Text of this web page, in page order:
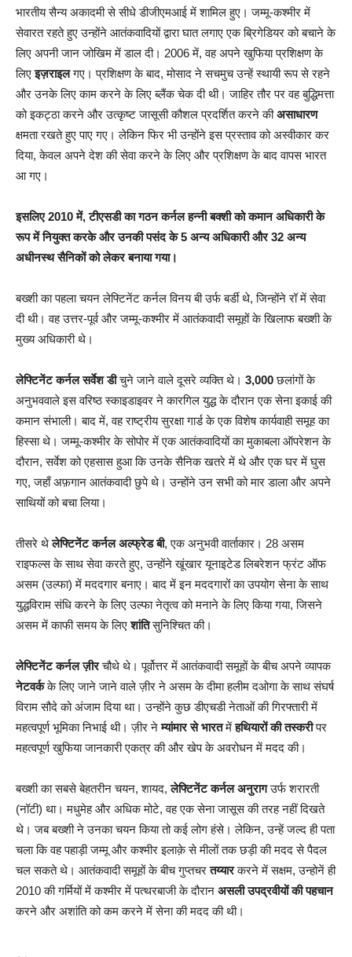
भारतीय सैन्य अकादमी से सीधे डीजीएमआई में शामिल हुए। जम्मू-कश्मीर में
सेवारत रहते हुए उन्होंने आतंकवादियों द्वारा घात लगाए एक ब्रिगेडियर को बचाने के
लिए अपनी जान जोखिम में डाल दी। 2006 में, वह अपने खुफिया प्रशिक्षण के
लिएइज़राइलगए। प्रशिक्षण के बाद, मोसाद ने सचमुच उन्हें स्थायी रूप से रहने
और उनके लिए काम करने के लिए ब्लैंक चेक दी थी। जाहिर तौर पर वह बुद्धिमत्ता
को इकट्ठा करने और उत्कृष्ट जासूसी कौशल प्रदर्शित करने कीअसाधारण
क्षमता रखते हुए पाए गए। लेकिन फिर भी उन्होंने इस प्रस्ताव को अस्वीकार कर
दिया, केवल अपने देश की सेवा करने के लिए और प्रशिक्षण के बाद वापस भारत
आ गए।
इसलिए 2010 में, टीएसडी का गठन कर्नल हन्नी बक्शी को कमान अधिकारी के
रूप में नियुक्त करके और उनकी पसंद के 5 अन्य अधिकारी और 32 अन्य
अधीनस्थ सैनिकों को लेकर बनाया गया।
बख्शी का पहला चयन लेफ्टिनेंट कर्नल विनय बी उर्फ ​​बर्डी थे, जिन्होंने रॉ में सेवा
दी थी। वह उत्तर-पूर्व और जम्मू-कश्मीर में आतंकवादी समूहों के खिलाफ बख्शी के
मुख्य अधिकारी थे।
लेफ्टिनेंट कर्नल सर्वेश डीचुने जाने वाले दूसरे व्यक्ति थे। 3,000छलांगों के
अनुभववाले इस वरिष्ठ स्काइडाइवर ने कारगिल युद्ध के दौरान एक सेना इकाई की
कमान संभाली। बाद में, वह राष्ट्रीय सुरक्षा गार्ड के एक विशेष कार्यवाही समूह का
हिस्सा थे। जम्मू-कश्मीर के सोपोर में एक आतंकवादियों का मुकाबला ऑपरेशन के
दौरान, सर्वेश को एहसास हुआ कि उनके सैनिक खतरे में थे और एक घर में घुस
गए, जहाँ अफ़गान आतंकवादी छुपे थे। उन्होंने उन सभी को मार डाला और अपने
साथियों को बचा लिया।
तीसरे थेलेफ्टिनेंट कर्नल अल्फ्रेड बी, एक अनुभवी वार्ताकार। 28 असम
राइफल्स के साथ सेवा करते हुए, उन्होंने खूंखार यूनाइटेड लिबरेशन फ्रंट ऑफ
असम (उल्फा) में मददगार बनाए। बाद में इन मददगारों का उपयोग सेना के साथ
युद्धविराम संधि करने के लिए उल्फा नेतृत्व को मनाने के लिए किया गया, जिसने
असम में काफी समय के लिएशांतिसुनिश्चित की।
लेफ्टिनेंट कर्नल ज़ीरचौथे थे। पूर्वोत्तर में आतंकवादी समूहों के बीच अपने व्यापक
नेटवर्कके लिए जाने जाने वाले ज़ीर ने असम के दीमा हलीम दओगा के साथ संघर्ष
विराम सौदे को अंजाम दिया था। उन्होंने कुछ डीएचडी नेताओं की गिरफ्तारी में
महत्वपूर्ण भूमिका निभाई थी। ज़ीर नेम्यांमार से भारतमेंहथियारों की तस्करीपर
महत्वपूर्ण खुफिया जानकारी एकत्र की और खेप के अवरोधन में मदद की।
बख्शी का सबसे बेहतरीन चयन, शायद,लेफ्टिनेंट कर्नल अनुरागउर्फ ​​शरारती
(नॉटी) था। मधुमेह और अधिक मोटे, वह एक सेना जासूस की तरह नहीं दिखते
थे। जब बख्शी ने उनका चयन किया तो कई लोग हंसे। लेकिन, उन्हें जल्द ही पता
चला कि वह पहाड़ी जम्मू और कश्मीर इलाक़े से मीलों तक छड़ी की मदद से पैदल
चल सकते थे। आतंकवादी समूहों के बीच गुप्तचरतय्यारकरने में सक्षम, उन्होनें ही
2010 की गर्मियों में कश्मीर में पत्थरबाजी के दौरान असली उपद्रवीयों की पहचान
करने और अशांति को कम करने में सेना की मदद की थी।